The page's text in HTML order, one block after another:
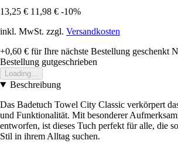
13,25 € 11,98 € -10%
inkl. MwSt. zzgl. Versandkosten
+0,60 € für Ihre nächste Bestellung geschenkt
Bestellung gutgeschrieben
Loading...
Beschreibung
Das Badetuch Towel City Classic verkörpert
und Funktionalität. Mit besonderer
entworfen, ist dieses Tuch perfekt für alle, die
Stil in ihrem Alltag suchen.